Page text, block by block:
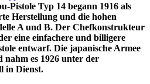
Pistole Typ 14 begann 1916 als
Herstellung und die hohen
A und B. Der Chefkonstrukteur
eine einfachere und billigere
entwarf. Die japanische Armee
nahm es 1926 unter der
in Dienst.